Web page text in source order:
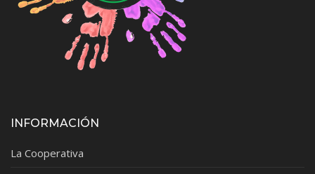
INFORMACIÓN
La Cooperativa